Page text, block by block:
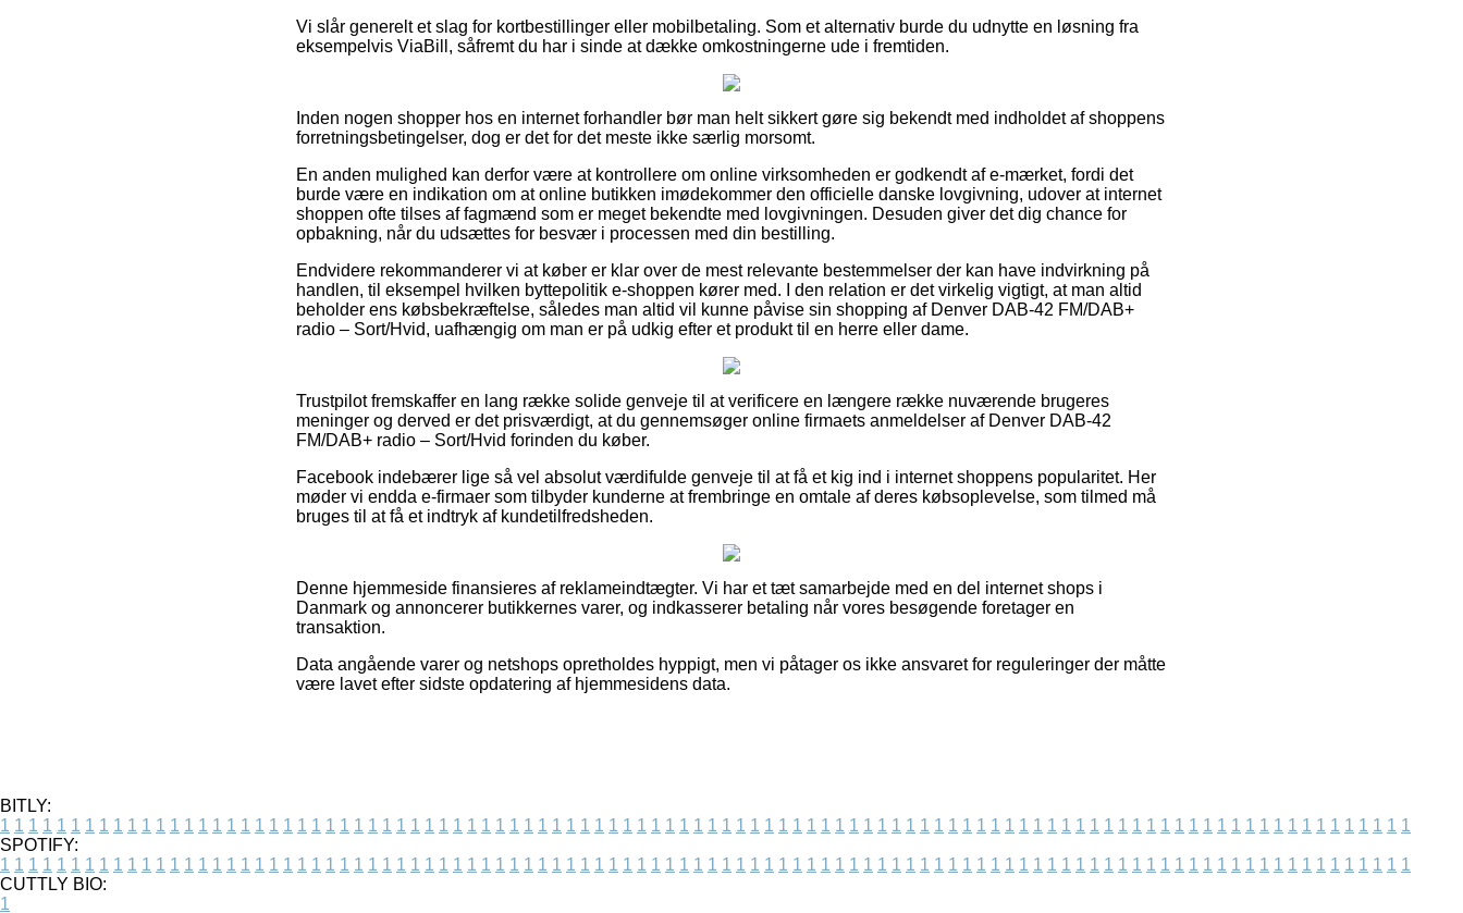
Vi slår generelt et slag for kortbestillinger eller mobilbetaling. Som et alternativ burde du udnytte en løsning fra
eksempelvis ViaBill, såfremt du har i sinde at dække omkostningerne ude i fremtiden.
Inden nogen shopper hos en internet forhandler bør man helt sikkert gøre sig bekendt med indholdet af shoppens
forretningsbetingelser, dog er det for det meste ikke særlig morsomt.
En anden mulighed kan derfor være at kontrollere om online virksomheden er godkendt af e-mærket, fordi det
burde være en indikation om at online butikken imødekommer den officielle danske lovgivning, udover at internet
shoppen ofte tilses af fagmænd som er meget bekendte med lovgivningen. Desuden giver det dig chance for
opbakning, når du udsættes for besvær i processen med din bestilling.
Endvidere rekommanderer vi at køber er klar over de mest relevante bestemmelser der kan have indvirkning på
handlen, til eksempel hvilken byttepolitik e-shoppen kører med. I den relation er det virkelig vigtigt, at man altid
beholder ens købsbekræftelse, således man altid vil kunne påvise sin shopping af Denver DAB-42 FM/DAB+
radio – Sort/Hvid, uafhængig om man er på udkig efter et produkt til en herre eller dame.
Trustpilot fremskaffer en lang række solide genveje til at verificere en længere række nuværende brugeres
meninger og derved er det prisværdigt, at du gennemsøger online firmaets anmeldelser af Denver DAB-42
FM/DAB+ radio – Sort/Hvid forinden du køber.
Facebook indebærer lige så vel absolut værdifulde genveje til at få et kig ind i internet shoppens popularitet. Her
møder vi endda e-firmaer som tilbyder kunderne at frembringe en omtale af deres købsoplevelse, som tilmed må
bruges til at få et indtryk af kundetilfredsheden.
Denne hjemmeside finansieres af reklameindtægter. Vi har et tæt samarbejde med en del internet shops i
Danmark og annoncerer butikkernes varer, og indkasserer betaling når vores besøgende foretager en
transaktion.
Data angående varer og netshops opretholdes hyppigt, men vi påtager os ikke ansvaret for reguleringer der måtte
være lavet efter sidste opdatering af hjemmesidens data.
BITLY:
1 1 1 1 1 1 1 1 1 1 1 1 1 1 1 1 1 1 1 1 1 1 1 1 1 1 1 1 1 1 1 1 1 1 1 1 1 1 1 1 1 1 1 1 1 1 1 1 1 1 1 1 1 1 1 1 1 1 1 1 1 1 1 1 1 1 1 1 1 1 1 1 1 1 1 1 1 1 1 1 1 1 1 1 1 1 1 1 1 1 1 1 1 1 1 1 1 1 1 1
SPOTIFY:
1 1 1 1 1 1 1 1 1 1 1 1 1 1 1 1 1 1 1 1 1 1 1 1 1 1 1 1 1 1 1 1 1 1 1 1 1 1 1 1 1 1 1 1 1 1 1 1 1 1 1 1 1 1 1 1 1 1 1 1 1 1 1 1 1 1 1 1 1 1 1 1 1 1 1 1 1 1 1 1 1 1 1 1 1 1 1 1 1 1 1 1 1 1 1 1 1 1 1 1
CUTTLY BIO:
1